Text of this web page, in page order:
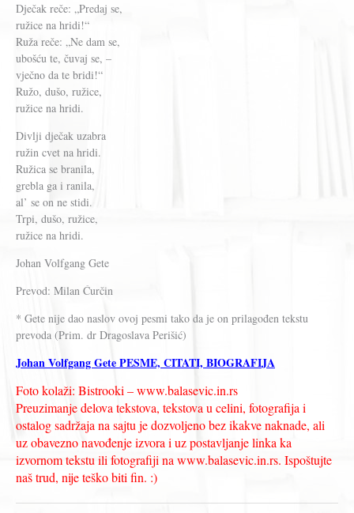
Dječak reče: „Predaj se,
ružice na hridi!“
Ruža reče: „Ne dam se,
ubošću te, čuvaj se, –
vječno da te bridi!“
Ružo, dušo, ružice,
ružice na hridi.
Divlji dječak uzabra
ružin cvet na hridi.
Ružica se branila,
grebla ga i ranila,
al’ se on ne stidi.
Trpi, dušo, ružice,
ružice na hridi.
Johan Volfgang Gete
Prevod: Milan Ćurčin
* Gete nije dao naslov ovoj pesmi tako da je on prilagođen tekstu
prevoda (Prim. dr Dragoslava Perišić)
Johan Volfgang Gete PESME, CITATI, BIOGRAFIJA
Foto kolaži: Bistrooki – www.balasevic.in.rs
Preuzimanje delova tekstova, tekstova u celini, fotografija i
ostalog sadržaja na sajtu je dozvoljeno bez ikakve naknade, ali
uz obavezno navođenje izvora i uz postavljanje linka ka
izvornom tekstu ili fotografiji na www.balasevic.in.rs. Ispoštujte
naš trud, nije teško biti fin. :)